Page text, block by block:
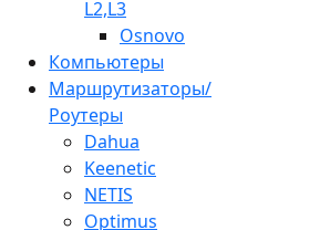
L2,L3
Osnovo
Компьютеры
Маршрутизаторы/
Роутеры
Dahua
Keenetic
NETIS
Optimus